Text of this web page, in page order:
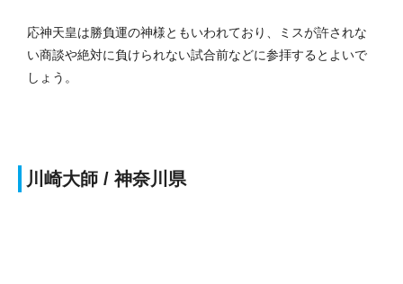
応神天皇は勝負運の神様ともいわれており、ミスが許されな
い商談や絶対に負けられない試合前などに参拝するとよいで
しょう。
川崎大師 / 神奈川県